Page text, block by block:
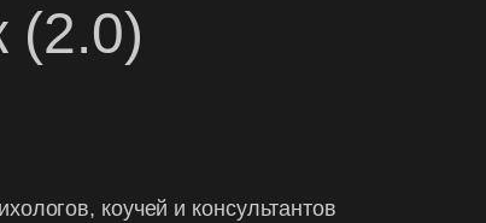
(2.0)
коучей и консультантов